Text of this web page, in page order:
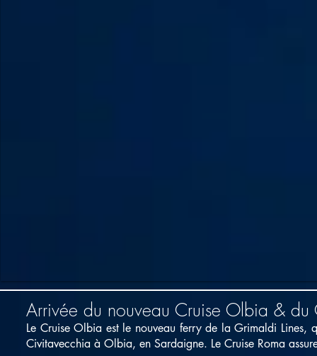
Arrivée du nouveau Cruise Olbia & du
Le Cruise Olbia est le nouveau ferry de la Grimaldi
Civitavecchia à Olbia, en Sardaigne. Le Cruise Roma